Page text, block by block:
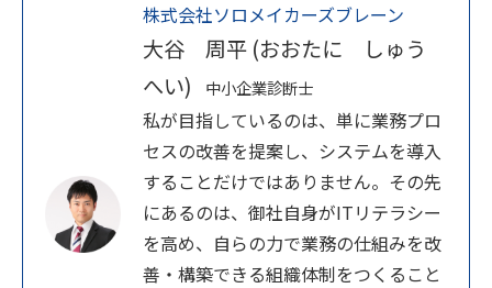
株式会社ソロメイカーズブレーン
大谷 周平 (おおたに しゅう
へい)
中小企業診断士
私が目指しているのは、単に業務プロ
セスの改善を提案し、システムを導入
することだけではありません。その先
にあるのは、御社自身がITリテラシー
を高め、自らの力で業務の仕組みを改
善・構築できる組織体制をつくること